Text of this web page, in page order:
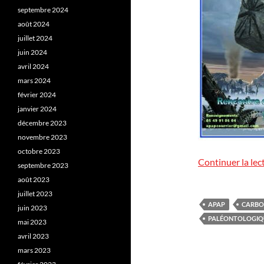
Continuer la
APAP
septembre 2024
août 2024
juillet 2024
juin 2024
avril 2024
mars 2024
février 2024
janvier 2024
décembre 2023
novembre 2023
octobre 2023
septembre 2023
août 2023
juillet 2023
juin 2023
mai 2023
avril 2023
mars 2023